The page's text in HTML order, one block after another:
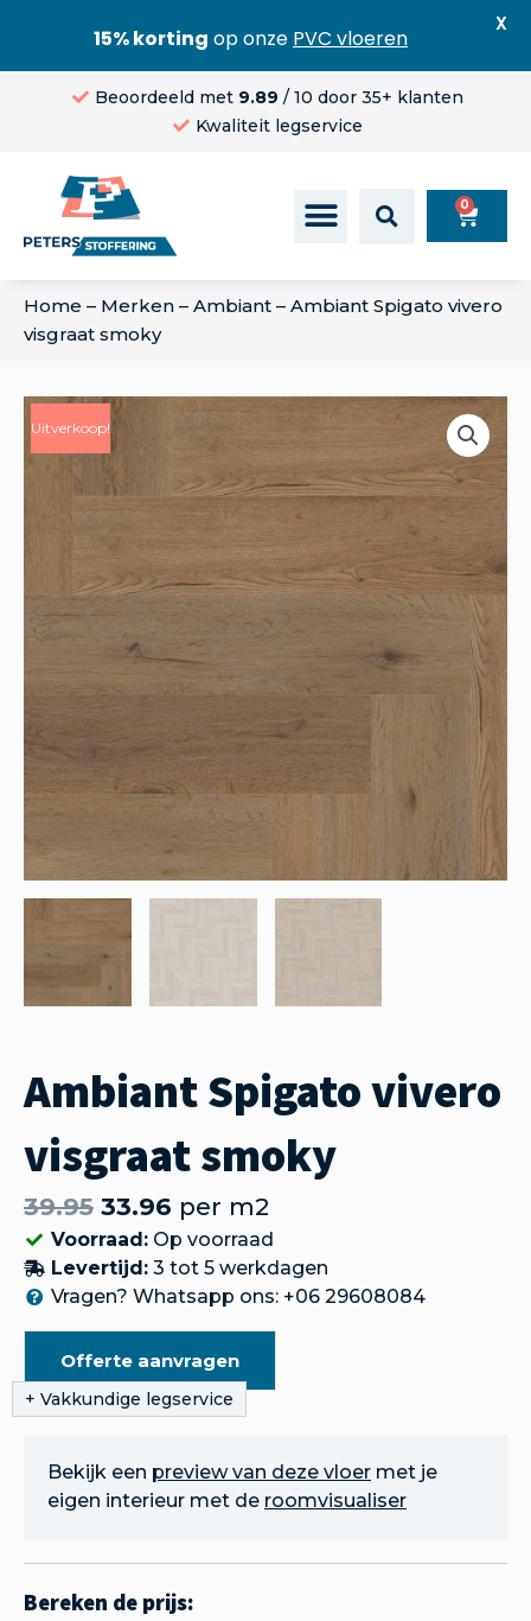
Beoordeeld met 9.89 / 10 door 35+ klanten
Kwaliteit legservice
0
Home – Merken – Ambiant – Ambiant Spigato vivero
visgraat smoky
Uitverkoop!
Ambiant Spigato vivero
visgraat smoky
39.95 33.96 per m2
Voorraad:Op voorraad
Levertijd:3 tot 5 werkdagen
Vragen? Whatsapp ons: +06 29608084
Offerte aanvragen
Bekijk een preview van deze vloer met je
eigen interieur met de roomvisualiser
15% korting op onze PVC vloeren
X